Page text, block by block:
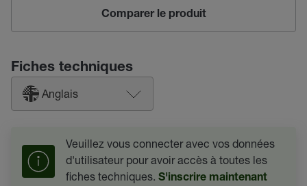
Comparer le produit
Fiches techniques
Anglais
Veuillez vous connecter avec vos données
d'utilisateur pour avoir accès à toutes les
fiches techniques. S'inscrire maintenant